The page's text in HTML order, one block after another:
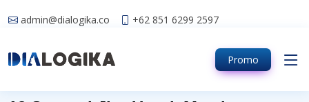
admin@dialogika.co +62 851 6299 2597
Promo